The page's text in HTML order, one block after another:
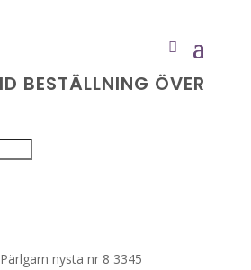
BESTÄLLNING ÖVER
nysta nr 8 3345